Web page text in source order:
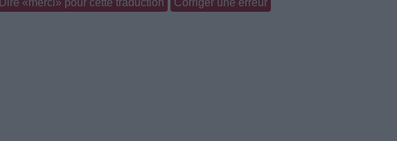
Dire «merci» pour cette traduction Corriger une erreur